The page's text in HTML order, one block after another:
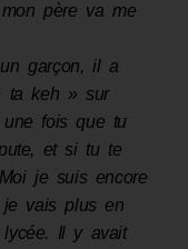
père va me
garçon, il a
ta keh » sur
une fois que tu
, et si tu te
je suis encore
je vais plus en
lycée. Il y avait